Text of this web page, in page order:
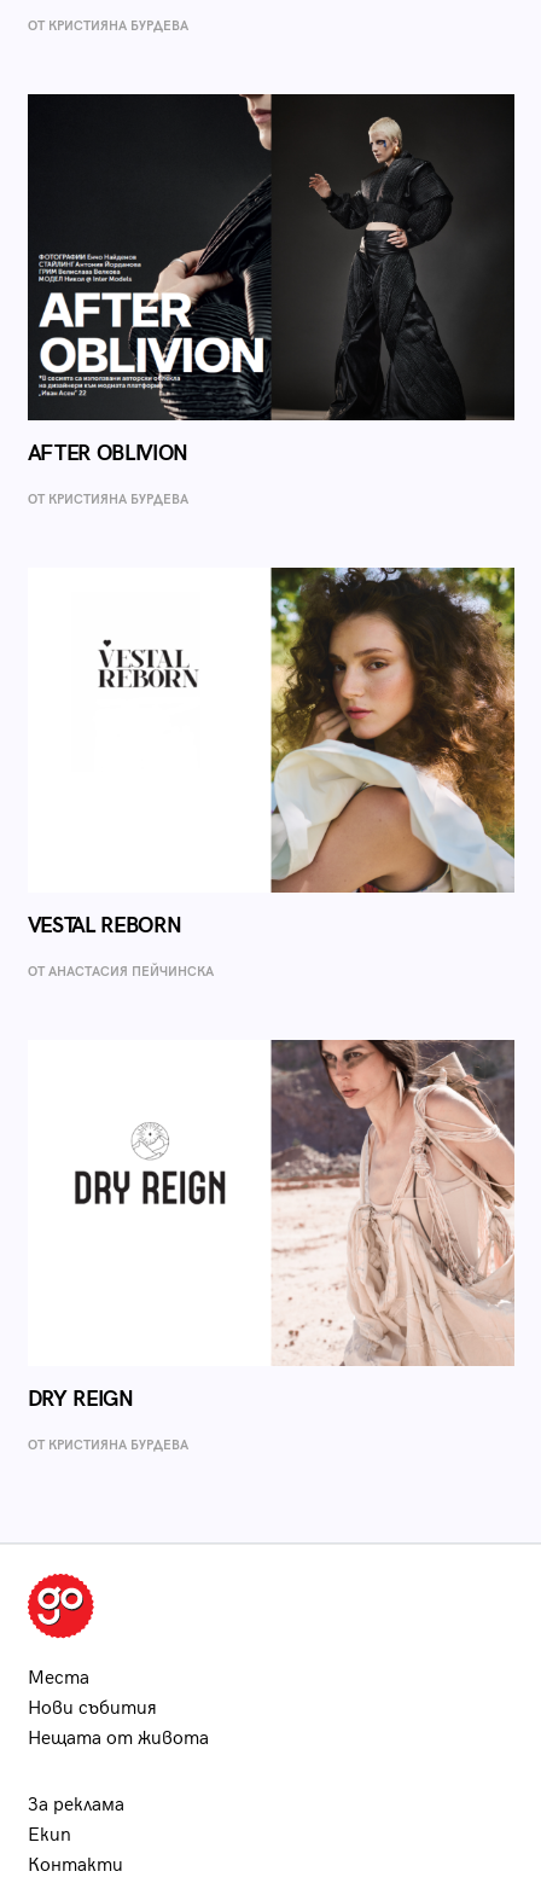
ОТ КРИСТИЯНА БУРДЕВА
AFTER OBLIVION
ОТ КРИСТИЯНА БУРДЕВА
VESTAL REBORN
ОТ AНАСТАСИЯ ПЕЙЧИНСКА
DRY REIGN
ОТ КРИСТИЯНА БУРДЕВА
Места
Нови събития
Нещата от живота
За реклама
Екип
Контакти